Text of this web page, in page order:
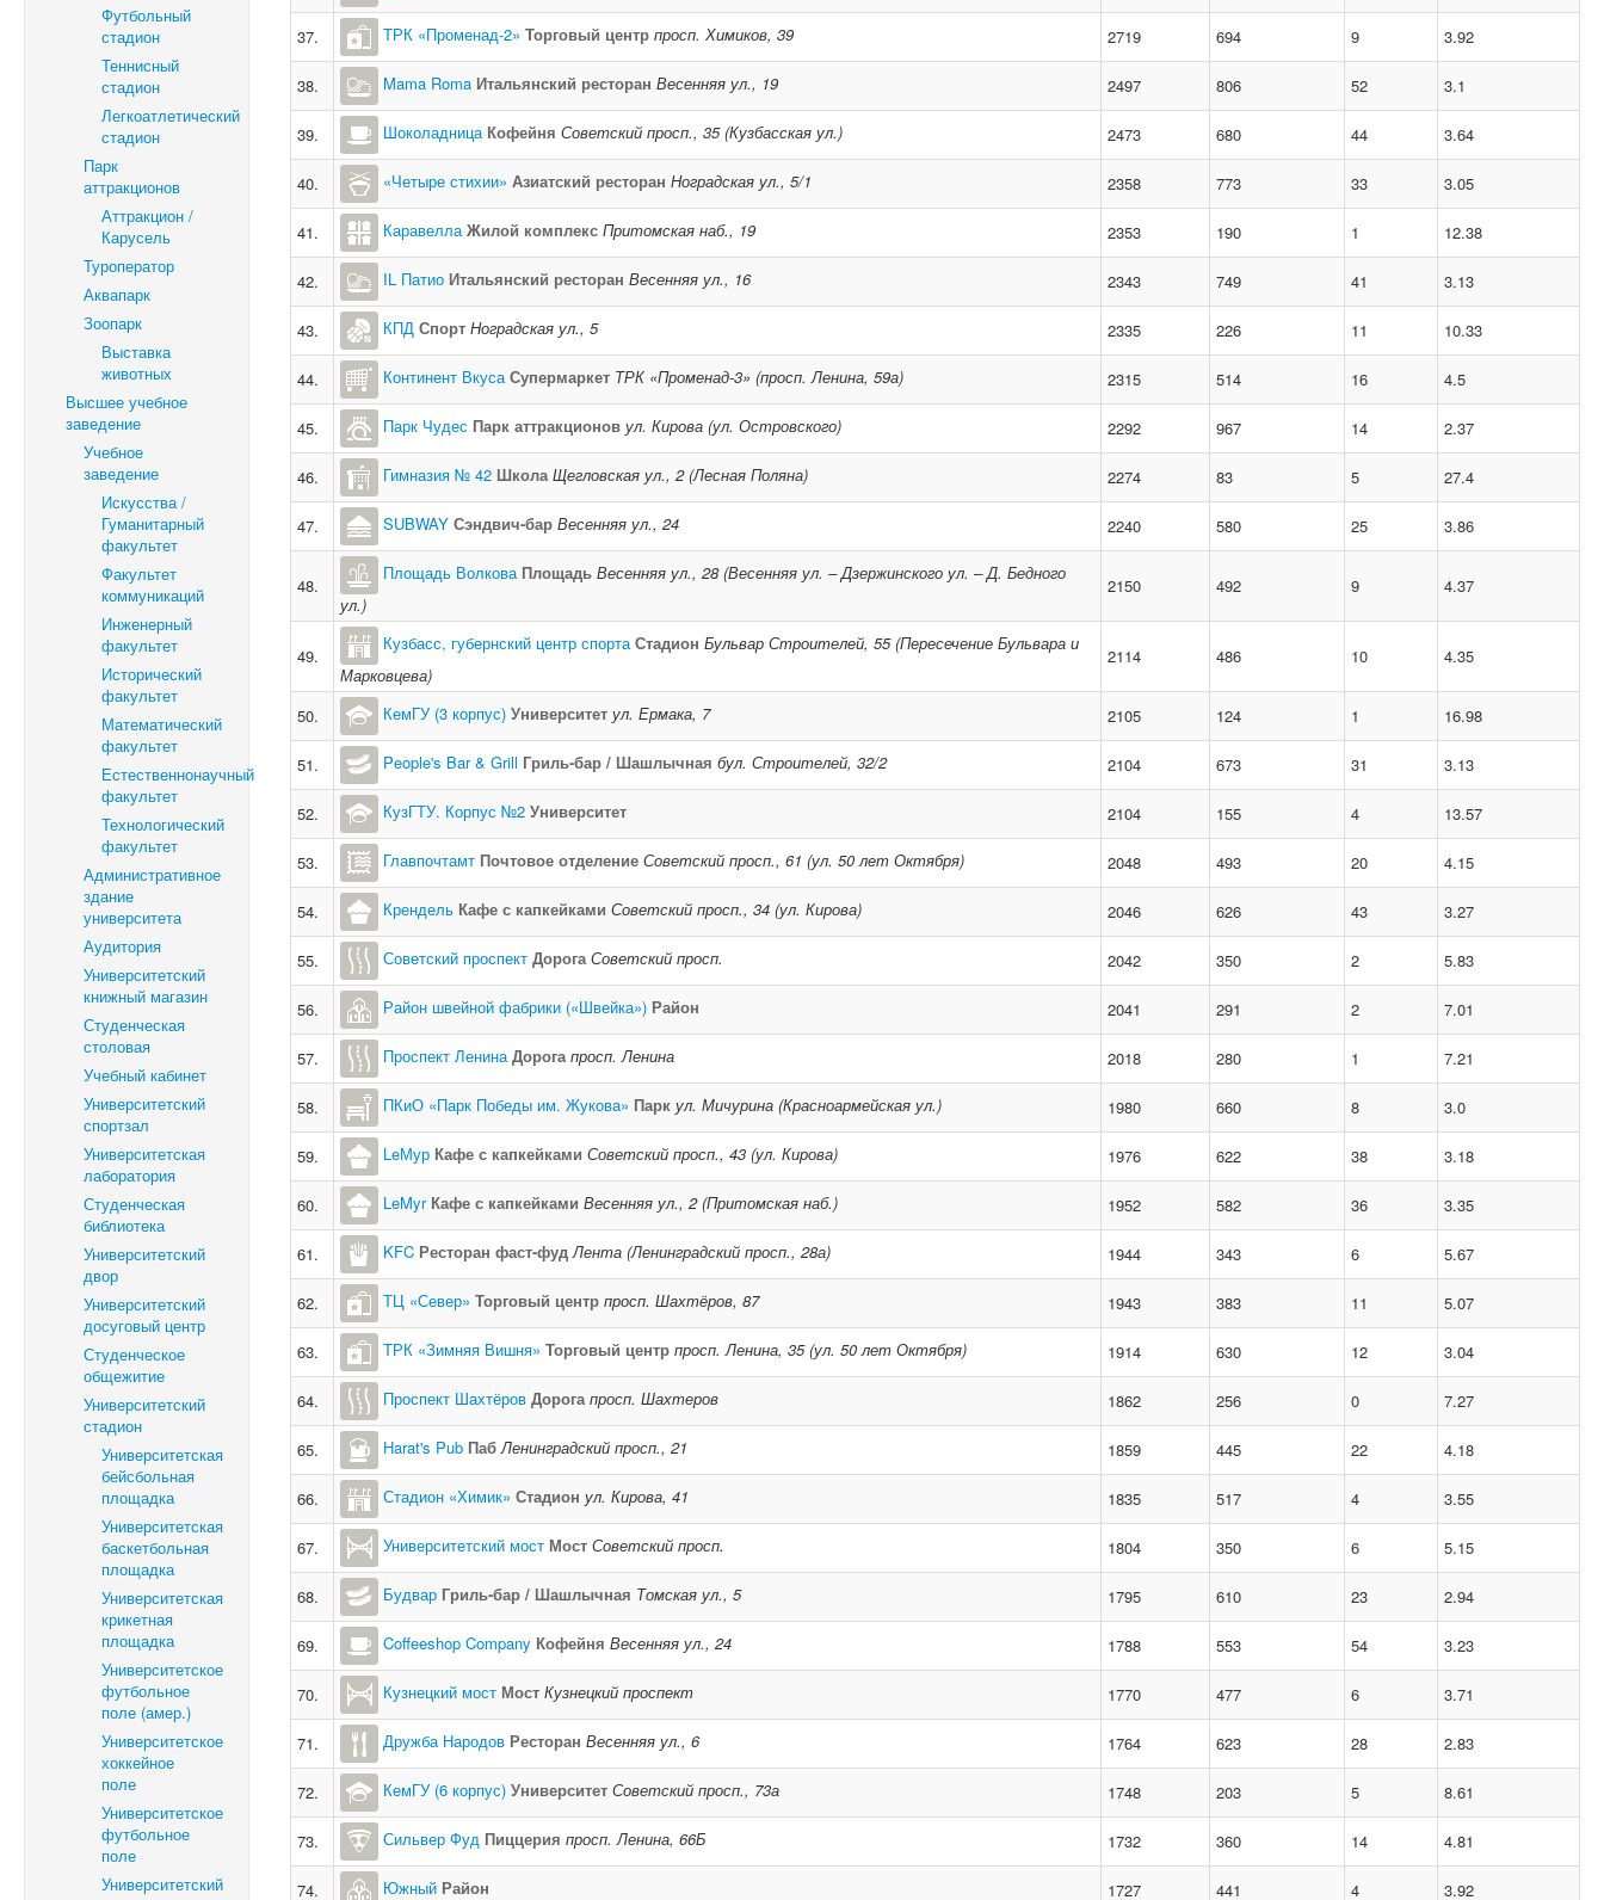
Футбольный
стадион
Теннисный
стадион
Легкоатлетический
стадион
Парк
аттракционов
Аттракцион /
Карусель
Туроператор
Аквапарк
Зоопарк
Выставка
животных
Высшее учебное
заведение
Учебное
заведение
Искусства /
Гуманитарный
факультет
Факультет
коммуникаций
Инженерный
факультет
Исторический
факультет
Математический
факультет
Естественнонаучный
факультет
Технологический
факультет
Административное
здание
университета
Аудитория
Университетский
книжный магазин
Студенческая
столовая
Учебный кабинет
Университетский
спортзал
Университетская
лаборатория
Студенческая
библиотека
Университетский
двор
Университетский
досуговый центр
Студенческое
общежитие
Университетский
стадион
Университетская
бейсбольная
площадка
Университетская
баскетбольная
площадка
Университетская
крикетная
площадка
Университетское
футбольное
поле (амер.)
Университетское
хоккейное
поле
Университетское
футбольное
поле
Университетский
37. ТРК «Променад-2» Торговый центр просп. Химиков, 39 2719 694 9 3.92
38. Mama Roma Итальянский ресторан Весенняя ул., 19 2497 806 52 3.1
39. Шоколадница Кофейня Советский просп., 35 (Кузбасская ул.) 2473 680 44 3.64
40. «Четыре стихии» Азиатский ресторан Ноградская ул., 5/1 2358 773 33 3.05
41. Каравелла Жилой комплекс Притомская наб., 19 2353 190 1 12.38
42. IL Патио Итальянский ресторан Весенняя ул., 16 2343 749 41 3.13
43. КПД Спорт Ноградская ул., 5 2335 226 11 10.33
44. Континент Вкуса Супермаркет ТРК «Променад-3» (просп. Ленина, 59а) 2315 514 16 4.5
45. Парк Чудес Парк аттракционов ул. Кирова (ул. Островского) 2292 967 14 2.37
46. Гимназия № 42 Школа Щегловская ул., 2 (Лесная Поляна) 2274 83 5 27.4
47. SUBWAY Сэндвич-бар Весенняя ул., 24 2240 580 25 3.86
48.
Площадь Волкова Площадь Весенняя ул., 28 (Весенняя ул. – Дзержинского ул. – Д. Бедного
ул.)
2150 492 9 4.37
49.
Кузбасс, губернский центр спорта Стадион Бульвар Строителей, 55 (Пересечение Бульвара и
Марковцева)
2114 486 10 4.35
50. КемГУ (3 корпус) Университет ул. Ермака, 7 2105 124 1 16.98
51. People's Bar & Grill Гриль-бар / Шашлычная бул. Строителей, 32/2 2104 673 31 3.13
52. КузГТУ. Корпус №2 Университет 2104 155 4 13.57
53. Главпочтамт Почтовое отделение Советский просп., 61 (ул. 50 лет Октября) 2048 493 20 4.15
54. Крендель Кафе с капкейками Советский просп., 34 (ул. Кирова) 2046 626 43 3.27
55. Советский проспект Дорога Советский просп. 2042 350 2 5.83
56. Район швейной фабрики («Швейка») Район 2041 291 2 7.01
57. Проспект Ленина Дорога просп. Ленина 2018 280 1 7.21
58. ПКиО «Парк Победы им. Жукова» Парк ул. Мичурина (Красноармейская ул.) 1980 660 8 3.0
59. LeМур Кафе с капкейками Советский просп., 43 (ул. Кирова) 1976 622 38 3.18
60. LeMyr Кафе с капкейками Весенняя ул., 2 (Притомская наб.) 1952 582 36 3.35
61. KFC Ресторан фаст-фуд Лента (Ленинградский просп., 28а) 1944 343 6 5.67
62. ТЦ «Север» Торговый центр просп. Шахтёров, 87 1943 383 11 5.07
63. ТРК «Зимняя Вишня» Торговый центр просп. Ленина, 35 (ул. 50 лет Октября) 1914 630 12 3.04
64. Проспект Шахтёров Дорога просп. Шахтеров 1862 256 0 7.27
65. Harat's Pub Паб Ленинградский просп., 21 1859 445 22 4.18
66. Стадион «Химик» Стадион ул. Кирова, 41 1835 517 4 3.55
67. Университетский мост Мост Советский просп. 1804 350 6 5.15
68. Будвар Гриль-бар / Шашлычная Томская ул., 5 1795 610 23 2.94
69. Coffeeshop Company Кофейня Весенняя ул., 24 1788 553 54 3.23
70. Кузнецкий мост Мост Кузнецкий проспект 1770 477 6 3.71
71. Дружба Народов Ресторан Весенняя ул., 6 1764 623 28 2.83
72. КемГУ (6 корпус) Университет Советский просп., 73а 1748 203 5 8.61
73. Сильвер Фуд Пиццерия просп. Ленина, 66Б 1732 360 14 4.81
74. Южный Район 1727 441 4 3.92